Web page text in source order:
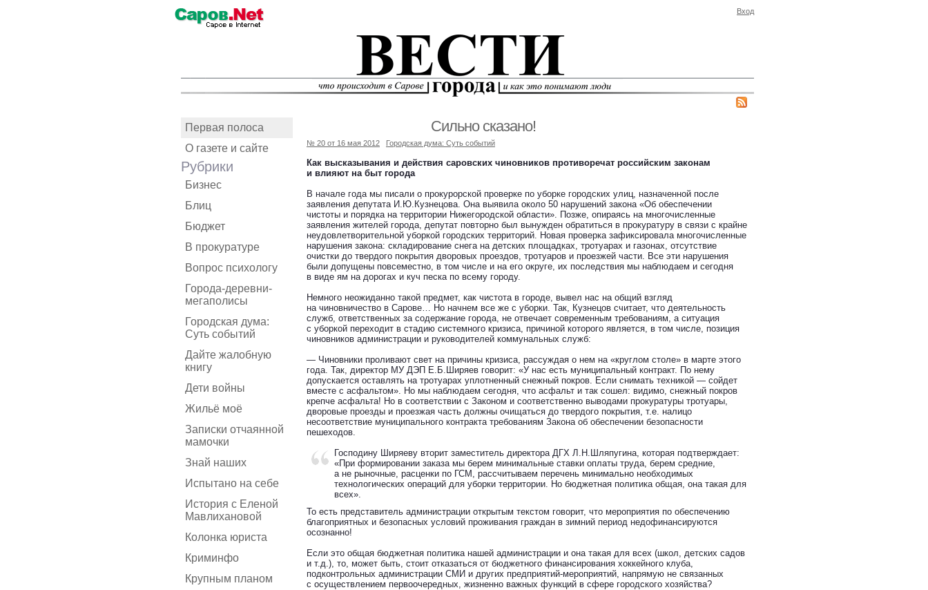
Вход
Первая полоса
О газете и сайте
Рубрики
Бизнес
Блиц
Бюджет
В прокуратуре
Вопрос психологу
Города-деревни-
мегаполисы
Городская дума:
Суть событий
Дайте жалобную
книгу
Дети войны
Жильё моё
Записки отчаянной
мамочки
Знай наших
Испытано на себе
История с Еленой
Мавлихановой
Колонка юриста
Криминфо
Крупным планом
Сильно сказано!
№ 20 от 16 мая 2012 Городская дума: Суть событий
Как высказывания и действия саровских чиновников противоречат российским законам
и влияют на быт города
В начале года мы писали о прокурорской проверке по уборке городских улиц, назначенной после
заявления депутата И.Ю.Кузнецова. Она выявила около 50 нарушений закона «Об обеспечении
чистоты и порядка на территории Нижегородской области». Позже, опираясь на многочисленные
заявления жителей города, депутат повторно был вынужден обратиться в прокуратуру в связи с крайне
неудовлетворительной уборкой городских территорий. Новая проверка зафиксировала многочисленные
нарушения закона: складирование снега на детских площадках, тротуарах и газонах, отсутствие
очистки до твердого покрытия дворовых проездов, тротуаров и проезжей части. Все эти нарушения
были допущены повсеместно, в том числе и на его округе, их последствия мы наблюдаем и сегодня
в виде ям на дорогах и куч песка по всему городу.
Немного неожиданно такой предмет, как чистота в городе, вывел нас на общий взгляд
на чиновничество в Сарове… Но начнем все же с уборки. Так, Кузнецов считает, что деятельность
служб, ответственных за содержание города, не отвечает современным требованиям, а ситуация
с уборкой переходит в стадию системного кризиса, причиной которого является, в том числе, позиция
чиновников администрации и руководителей коммунальных служб:
— Чиновники проливают свет на причины кризиса, рассуждая о нем на «круглом столе» в марте этого
года. Так, директор МУ ДЭП Е.Б.Ширяев говорит: «У нас есть муниципальный контракт. По нему
допускается оставлять на тротуарах уплотненный снежный покров. Если снимать техникой — сойдет
вместе с асфальтом». Но мы наблюдаем сегодня, что асфальт и так сошел: видимо, снежный покров
крепче асфальта! Но в соответствии с Законом и соответственно выводами прокуратуры тротуары,
дворовые проезды и проезжая часть должны очищаться до твердого покрытия, т.е. налицо
несоответствие муниципального контракта требованиям Закона об обеспечении безопасности
пешеходов.
Господину Ширяеву вторит заместитель директора ДГХ Л.Н.Шляпугина, которая подтверждает:
«При формировании заказа мы берем минимальные ставки оплаты труда, берем средние,
а не рыночные, расценки по ГСМ, рассчитываем перечень минимально необходимых
технологических операций для уборки территории. Но бюджетная политика общая, она такая для
всех».
То есть представитель администрации открытым текстом говорит, что мероприятия по обеспечению
благоприятных и безопасных условий проживания граждан в зимний период недофинансируются
осознанно!
Если это общая бюджетная политика нашей администрации и она такая для всех (школ, детских садов
и т.д.), то, может быть, стоит отказаться от бюджетного финансирования хоккейного клуба,
подконтрольных администрации СМИ и других предприятий-мероприятий, напрямую не связанных
с осуществлением первоочередных, жизненно важных функций в сфере городского хозяйства?